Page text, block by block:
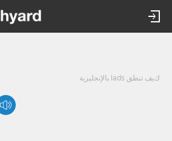
كيف تنطق lads بالإنجليزية